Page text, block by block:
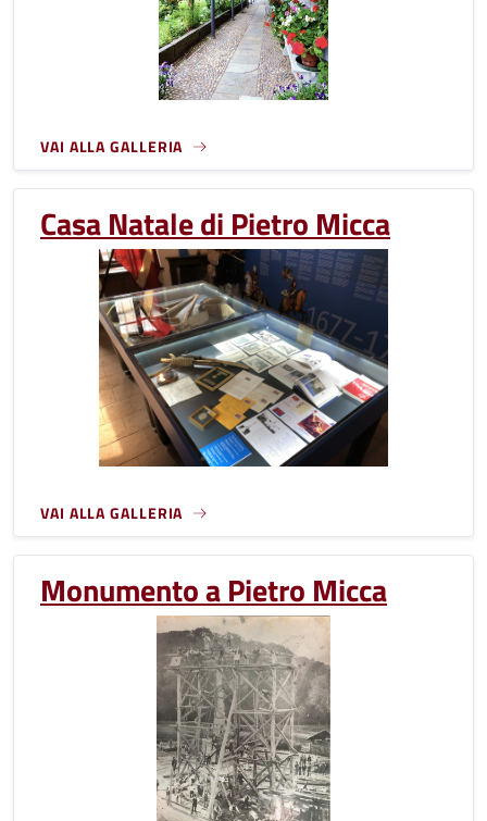
VAI ALLA GALLERIA
Casa Natale di Pietro Micca
VAI ALLA GALLERIA
Monumento a Pietro Micca